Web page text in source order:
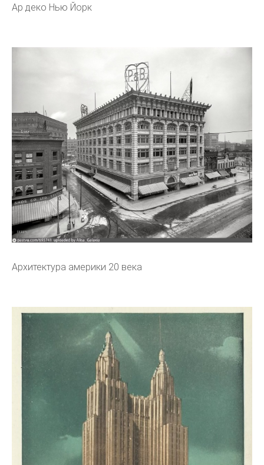
Ар деко Нью Йорк
Архитектура америки 20 века